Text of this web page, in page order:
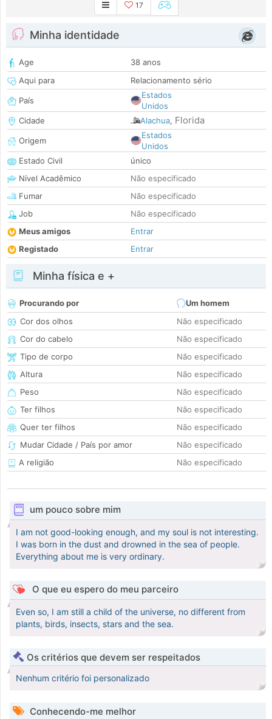
17
Minha identidade
Age
38 anos
Aqui para
Relacionamento sério
País
Estados
Unidos
Cidade
Alachua, Florida
Origem
Estados
Unidos
Estado Civil
único
Nível Acadêmico
Não especificado
Fumar
Não especificado
Job
Não especificado
Meus amigos
Entrar
Registado
Entrar
Minha física e +
Procurando por
Um homem
Cor dos olhos
Não especificado
Cor do cabelo
Não especificado
Tipo de corpo
Não especificado
Altura
Não especificado
Peso
Não especificado
Ter filhos
Não especificado
Quer ter filhos
Não especificado
Mudar Cidade / País por amor
Não especificado
A religião
Não especificado
um pouco sobre mim
I am not good-looking enough, and my soul is not interesting.
I was born in the dust and drowned in the sea of people.
Everything about me is very ordinary.
O que eu espero do meu parceiro
Even so, I am still a child of the universe, no different from
plants, birds, insects, stars and the sea.
Os critérios que devem ser respeitados
Nenhum critério foi personalizado
Conhecendo-me melhor